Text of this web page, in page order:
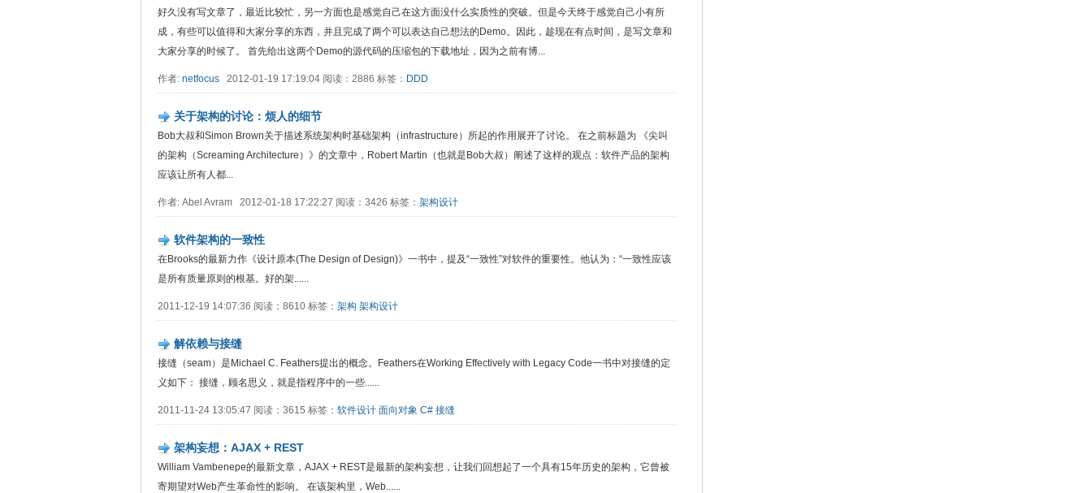
好久没有写文章了，最近比较忙，另一方面也是感觉自己在这方面没什么实质性的突破。但是今天终于感觉自己小有所
成，有些可以值得和大家分享的东西，并且完成了两个可以表达自己想法的Demo。因此，趁现在有点时间，是写文章和
大家分享的时候了。 首先给出这两个Demo的源代码的压缩包的下载地址，因为之前有博...
作者: netfocus 2012-01-19 17:19:04 阅读：2886 标签： DDD
关于架构的讨论：烦人的细节
Bob大叔和Simon Brown关于描述系统架构时基础架构（infrastructure）所起的作用展开了讨论。 在之前标题为 《尖叫
的架构（Screaming Architecture）》的文章中，Robert Martin（也就是Bob大叔）阐述了这样的观点：软件产品的架构
应该让所有人都...
作者: Abel Avram 2012-01-18 17:22:27 阅读：3426 标签： 架构设计
软件架构的一致性
在Brooks的最新力作《设计原本(The Design of Design)》一书中，提及“一致性”对软件的重要性。他认为：“一致性应该
是所有质量原则的根基。好的架......
2011-12-19 14:07:36 阅读：8610 标签： 架构 架构设计
解依赖与接缝
接缝（seam）是Michael C. Feathers提出的概念。Feathers在Working Effectively with Legacy Code一书中对接缝的定
义如下： 接缝，顾名思义，就是指程序中的一些......
2011-11-24 13:05:47 阅读：3615 标签： 软件设计 面向对象 C# 接缝
架构妄想：AJAX + REST
William Vambenepe的最新文章，AJAX + REST是最新的架构妄想，让我们回想起了一个具有15年历史的架构，它曾被
寄期望对Web产生革命性的影响。 在该架构里，Web......